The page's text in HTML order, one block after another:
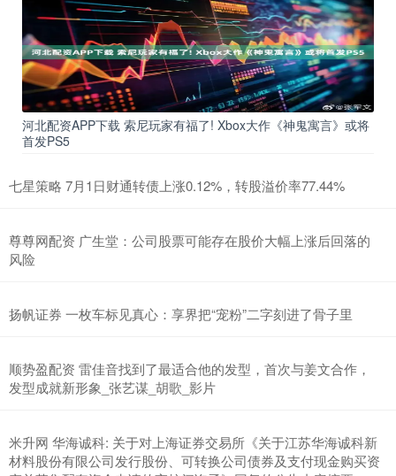
河北配资APP下载 索尼玩家有福了! Xbox大作《神鬼寓言》或将
首发PS5
七星策略 7月1日财通转债上涨0.12%，转股溢价率77.44%
尊尊网配资 广生堂：公司股票可能存在股价大幅上涨后回落的
风险
扬帆证券 一枚车标见真心：享界把“宠粉”二字刻进了骨子里
顺势盈配资 雷佳音找到了最适合他的发型，首次与姜文合作，
发型成就新形象_张艺谋_胡歌_影片
米升网 华海诚科: 关于对上海证券交易所《关于江苏华海诚科新
材料股份有限公司发行股份、可转换公司债券及支付现金购买资